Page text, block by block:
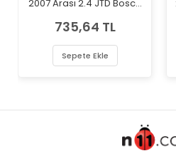
2007 Arası 2.4 JTD Bosch
735,64 TL
Sepete Ekle